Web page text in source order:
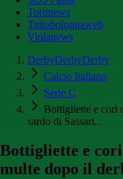
Toronews
Tuttobolognaweb
Violanews
DerbyDerbyDerby
Calcio Italiano
Serie C
Bottigliette e cori
sardo di Sassari...
Bottigliette e
multe dopo il